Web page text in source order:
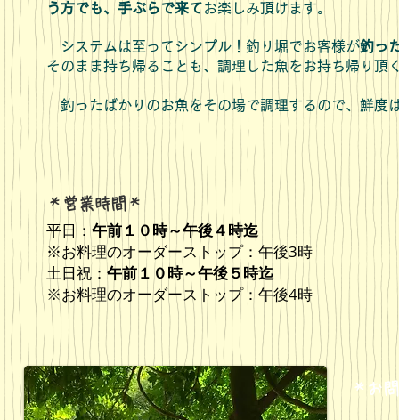
う方でも、手ぶらで来てお楽しみ頂けます。
システムは至ってシンプル！ 釣り堀でお客様が釣っ
そのまま持ち帰ることも、調理した魚をお持ち帰り頂
釣ったばかりのお魚をその場で調理するので、鮮度
​＊営業時間＊
平日： 午前１０時～午後４時迄
※お料理のオーダーストップ：午後3時
土日祝： 午前１０時～午後５時迄
※お料理のオーダーストップ：午後4時
＊お